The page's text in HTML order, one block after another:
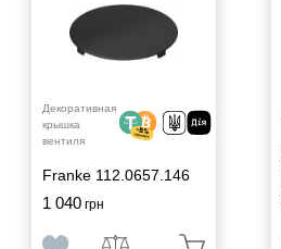
Декоративная
крышка
вентиля
Franke 112.0657.146
1 040грн